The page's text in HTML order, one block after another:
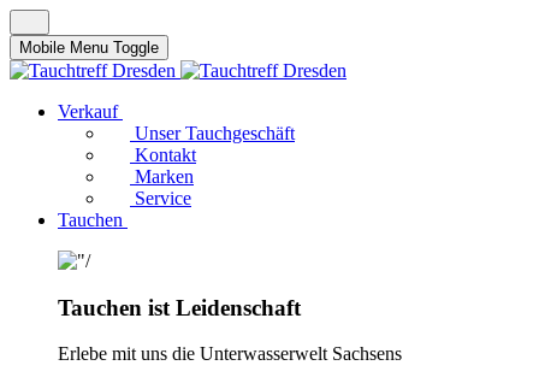
Mobile Menu Toggle
Verkauf
Unser Tauchgeschäft
Kontakt
Marken
Service
Tauchen
Tauchen ist Leidenschaft
Erlebe mit uns die Unterwasserwelt Sachsens